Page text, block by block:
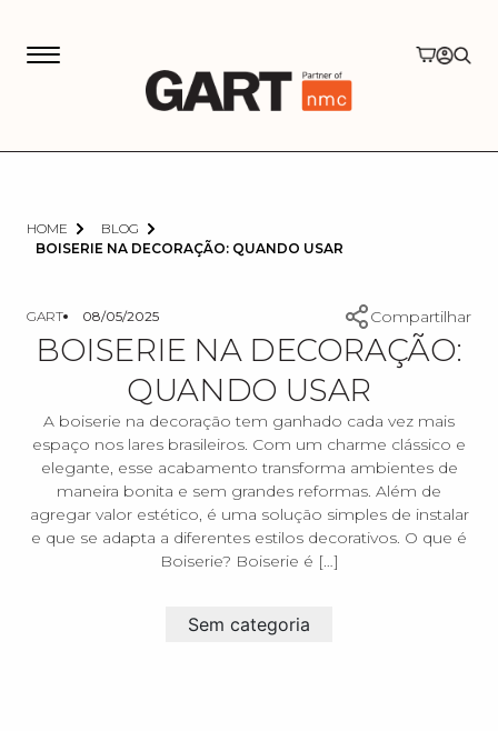
HOME
BLOG
BOISERIE NA DECORAÇÃO: QUANDO USAR
GART 08/05/2025 Compartilhar
BOISERIE NA DECORAÇÃO:
QUANDO USAR
A boiserie na decoração tem ganhado cada vez mais
espaço nos lares brasileiros. Com um charme clássico e
elegante, esse acabamento transforma ambientes de
maneira bonita e sem grandes reformas. Além de
agregar valor estético, é uma solução simples de instalar
e que se adapta a diferentes estilos decorativos. O que é
Boiserie? Boiserie é […]
Sem categoria